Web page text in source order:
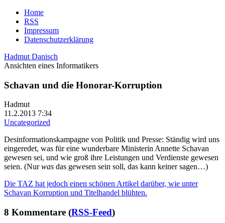
Home
RSS
Impressum
Datenschutzerklärung
Hadmut Danisch
Ansichten eines Informatikers
Schavan und die Honorar-Korruption
Hadmut
11.2.2013 7:34
Uncategorized
Desinformationskampagne von Politik und Presse: Ständig wird uns
eingeredet, was für eine wunderbare Ministerin Annette Schavan
gewesen sei, und wie groß ihre Leistungen und Verdienste gewesen
seien. (Nurwas das gewesen sein soll, das kann keiner sagen…)
Die TAZ hat jedoch einen schönen Artikel darüber, wie unter
Schavan Korruption und Titelhandel blühten.
8 Kommentare (RSS-Feed)